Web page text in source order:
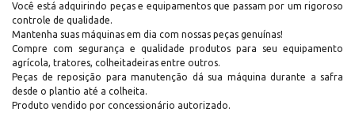
Você está adquirindo peças e equipamentos que passam por um rigoroso
controle de qualidade.
Mantenha suas máquinas em dia com nossas peças genuínas!
Compre com segurança e qualidade produtos para seu equipamento
agrícola, tratores, colheitadeiras entre outros.
Peças de reposição para manutenção dá sua máquina durante a safra
desde o plantio até a colheita.
Produto vendido por concessionário autorizado.